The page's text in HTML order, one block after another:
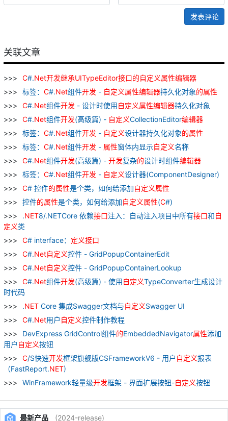
发表评论
关联文章
C#.Net开发继承UITypeEditor接口的自定义属性编辑器
标签： C#.Net组件开发 - 自定义属性编辑器持久化对象的属性
C#.Net组件开发 - 设计时使用自定义属性编辑器持久化对象
C#.Net组件开发(高级篇) - 自定义CollectionEditor编辑器
标签： C#.Net组件开发 - 自定义设计器持久化对象的属性
标签： C#.Net组件开发 - 属性窗体内显示自定义名称
C#.Net组件开发(高级篇) - 开发复杂的设计时组件编辑器
标签： C#.Net组件开发 - 自定义设计器(ComponentDesigner)
C# 控件的属性是个类，如何给添加自定义属性
控件的属性是个类，如何给添加自定义属性(C#)
.NET8/.NETCore 依赖接口注入：自动注入项目中所有接口和自
定义类
C# interface： 定义接口
C#.Net自定义控件 - GridPopupContainerEdit
C#.Net自定义控件 - GridPopupContainerLookup
C#.Net组件开发(高级篇) - 使用自定义TypeConverter生成设计
时代码
.NET Core 集成Swagger文档与自定义Swagger UI
C#.Net用户 自定义控件制作教程
DevExpress GridControl组件的EmbeddedNavigator属性添加
用户 自定义按钮
C/S快速开发框架旗舰版CSFrameworkV6 - 用户 自定义报表
（FastReport.NET)
WinFramework轻量级开发框架 - 界面扩展按钮-自定义按钮
最新产品 (2024-release)